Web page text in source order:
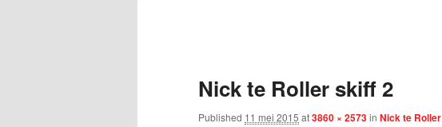
Nick te Roller skiff 2
Published 11 mei 2015 at3860 × 2573in Nick te Roller